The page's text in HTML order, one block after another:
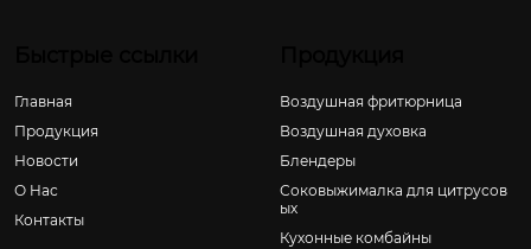
Главная
Продукция
Новости
О Hас
Контакты
Воздушная фритюрница
Воздушная духовка
Блендеры
Соковыжималка для цитрусов
ых
Кухонные комбайны